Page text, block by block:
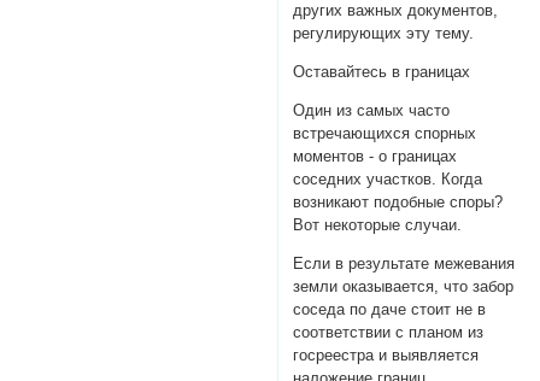
других важных документов,
регулирующих эту тему.
Оставайтесь в границах
Один из самых часто
встречающихся спорных
моментов - о границах
соседних участков. Когда
возникают подобные споры?
Вот некоторые случаи.
Если в результате межевания
земли оказывается, что забор
соседа по даче стоит не в
соответствии с планом из
госреестра и выявляется